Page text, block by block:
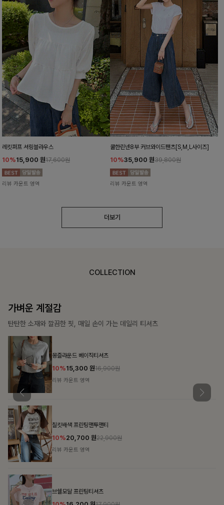
레킷퍼프 셔링블라우스
10%15,900 원17,600원
리뷰 카운트 영역
쿨한린넨8부 커브와이드팬츠[S,M,L사이즈]
10%35,900 원39,800원
리뷰 카운트 영역
더보기
COLLECTION
가장 쉬운 코디
특별한 날부터 일상까지 함께하는 룩